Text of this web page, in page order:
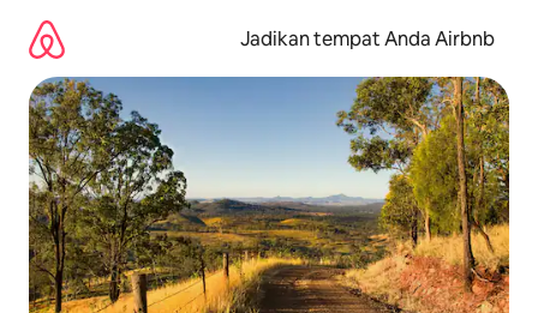
langsung
lihat
konten
Jadikan tempat Anda Airbnb